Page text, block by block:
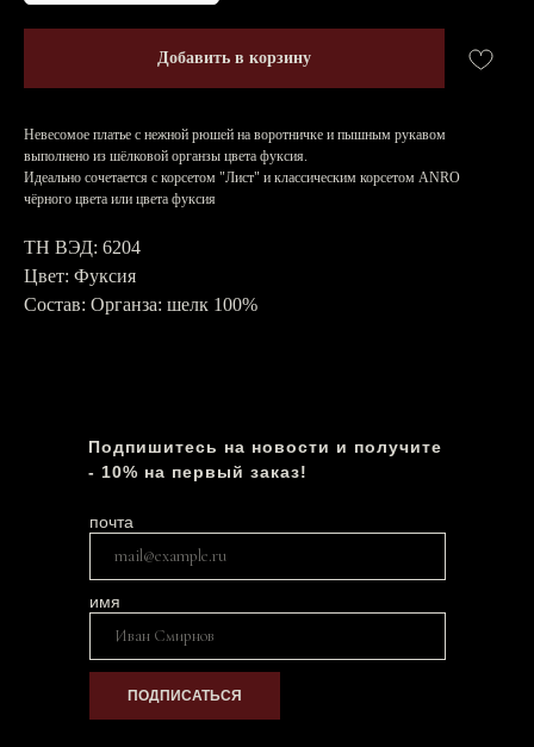
Добавить в корзину
Невесомое платье с нежной рюшей на воротничке и пышным рукавом
выполнено из шёлковой органзы цвета фуксия.
Идеально сочетается с корсетом "Лист" и классическим корсетом ANRO
чёрного цвета или цвета фуксия
ТН ВЭД: 6204
Цвет: Фуксия
Состав: Органза: шелк 100%
Подпишитесь на новости и получите
- 10% на первый заказ!
почта
имя
ПОДПИСАТЬСЯ